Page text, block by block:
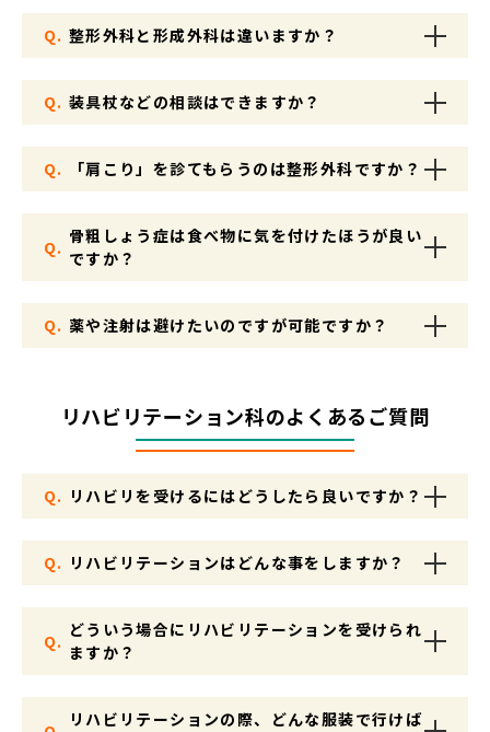
Q. 整形外科と形成外科は違いますか？
Q. 装具杖などの相談はできますか？
Q. 「肩こり」を診てもらうのは整形外科ですか？
Q.
骨粗しょう症は食べ物に気を付けたほうが良い
ですか？
Q. 薬や注射は避けたいのですが可能ですか？
リハビリテーション科のよくあるご質問
Q. リハビリを受けるにはどうしたら良いですか？
Q. リハビリテーションはどんな事をしますか？
Q.
どういう場合にリハビリテーションを受けられ
ますか？
リハビリテーションの際、どんな服装で行けば